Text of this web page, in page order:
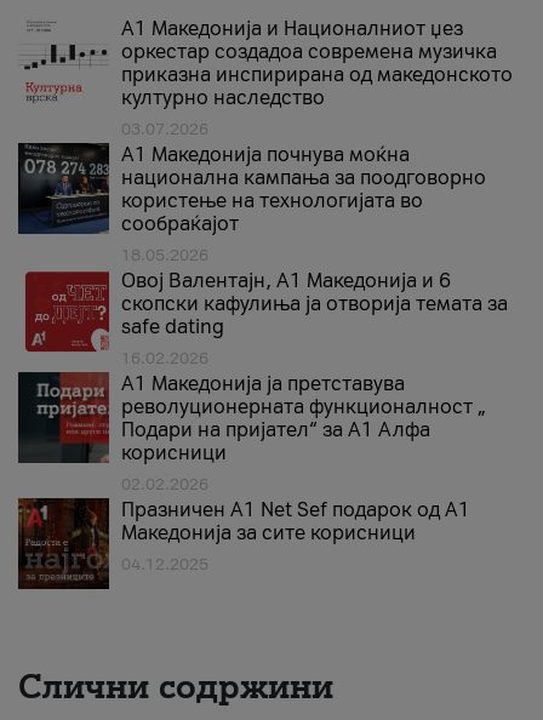
А1 Македонија и Националниот џез
оркестар создадоа современа музичка
приказна инспирирана од македонското
културно наследство
03.07.2026
A1 Македонија почнува моќна
национална кампања за поодговорно
користење на технологијата во
сообраќајот
18.05.2026
Овој Валентајн, A1 Македонија и 6
скопски кафулиња ја отворија темата за
safe dating
16.02.2026
А1 Македонија ја претставува
револуционерната функционалност „
Подари на пријател“ за А1 Алфа
корисници
02.02.2026
Празничен A1 Net Sеf подарок од А1
Македонија за сите корисници
04.12.2025
Слични содржини